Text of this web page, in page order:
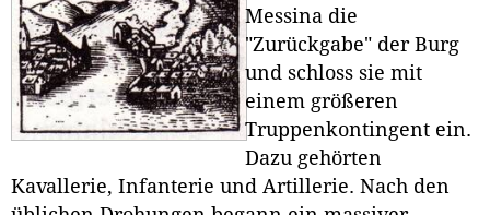
Messina die
"Zurückgabe" der Burg
und schloss sie mit
einem größeren
Truppenkontingent ein.
Dazu gehörten
Kavallerie, Infanterie und Artillerie. Nach den